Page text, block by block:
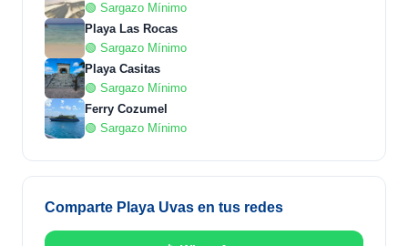
🟢 Sargazo Mínimo
Playa Las Rocas
🟢 Sargazo Mínimo
Playa Casitas
🟢 Sargazo Mínimo
Ferry Cozumel
🟢 Sargazo Mínimo
Comparte Playa Uvas en tus redes